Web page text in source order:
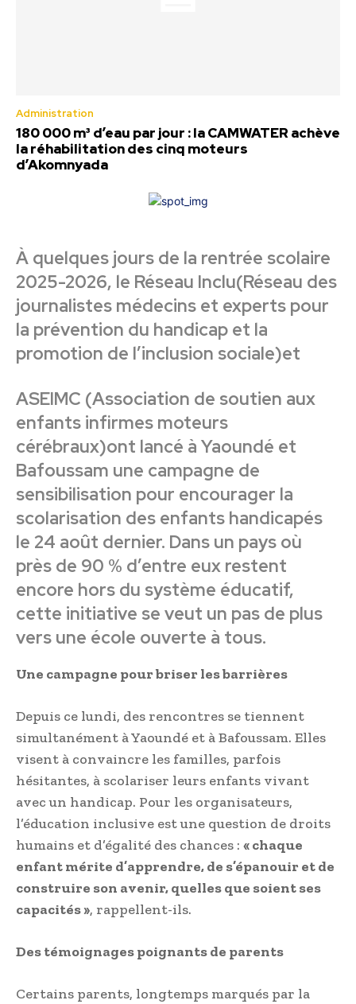
Administration
180 000 m³ d’eau par jour : la CAMWATER achève
la réhabilitation des cinq moteurs
d’Akomnyada
À quelques jours de la rentrée scolaire
2025-2026, le Réseau Inclu(Réseau des
journalistes médecins et experts pour
la prévention du handicap et la
promotion de l’inclusion sociale)et
ASEIMC (Association de soutien aux
enfants infirmes moteurs
cérébraux)ont lancé à Yaoundé et
Bafoussam une campagne de
sensibilisation pour encourager la
scolarisation des enfants handicapés
le 24 août dernier. Dans un pays où
près de 90 % d’entre eux restent
encore hors du système éducatif,
cette initiative se veut un pas de plus
vers une école ouverte à tous.
Une campagne pour briser les barrières
Depuis ce lundi, des rencontres se tiennent
simultanément à Yaoundé et à Bafoussam. Elles
visent à convaincre les familles, parfois
hésitantes, à scolariser leurs enfants vivant
avec un handicap. Pour les organisateurs,
l’éducation inclusive est une question de droits
humains et d’égalité des chances : « chaque
enfant mérite d’apprendre, de s’épanouir et de
construire son avenir, quelles que soient ses
capacités », rappellent-ils.
Des témoignages poignants de parents
Certains parents, longtemps marqués par la